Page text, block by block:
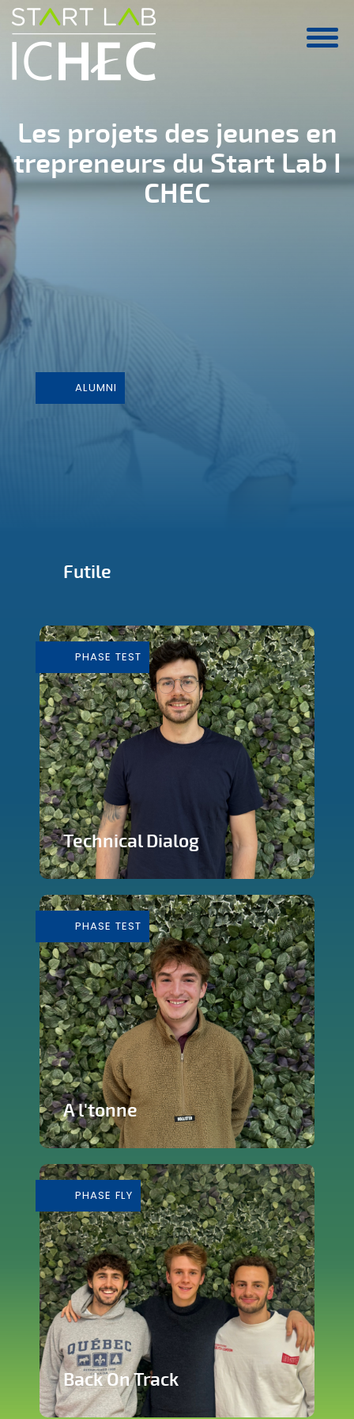
Aller au contenu principal
Les projets des jeunes en
trepreneurs du Start Lab I
CHEC
ALUMNI
Futile
durable
En savoir plus
PHASE TEST
Technical Dialog
artistique
En savoir plus
PHASE TEST
A l'tonne
cœur de Silly
En savoir plus
PHASE FLY
Back On Track